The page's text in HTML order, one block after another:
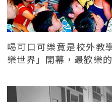
喝可口可樂竟是校外教
樂世界」開幕，最歡樂